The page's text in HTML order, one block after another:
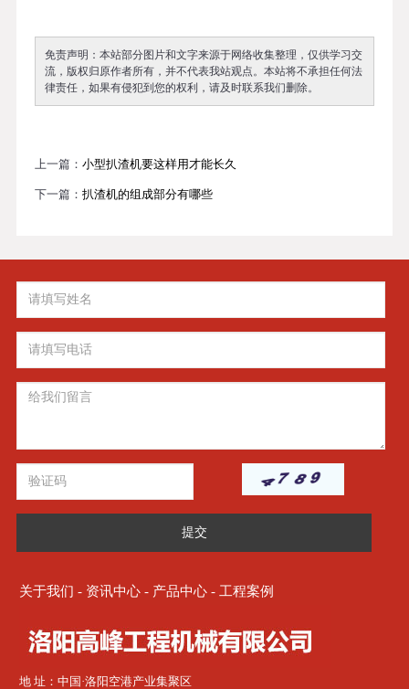
免责声明：本站部分图片和文字来源于网络收集整理，仅供学习交
流，版权归原作者所有，并不代表我站观点。本站将不承担任何法
律责任，如果有侵犯到您的权利，请及时联系我们删除。
上一篇： 小型扒渣机要这样用才能长久
下一篇： 扒渣机的组成部分有哪些
提交
关于我们 - 资讯中心- 产品中心- 工程案例
地 址：中国·洛阳空港产业集聚区